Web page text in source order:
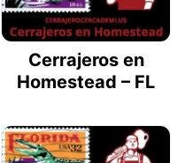
Cerrajeros en
Homestead – FL